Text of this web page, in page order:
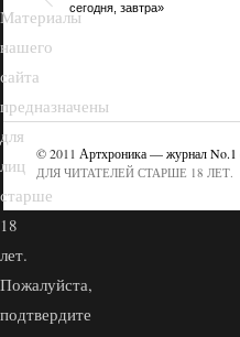
сегодня, завтра»
© 2011 Артхроника — журнал No.1
ДЛЯ ЧИТАТЕЛЕЙ СТАРШЕ 18 ЛЕТ.
Материалы
нашего
сайта
предназначены
для
лиц
старше
18
лет.
Пожалуйста,
подтвердите